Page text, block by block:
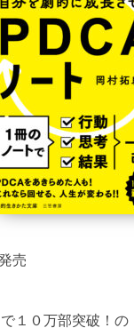
売
１０万部突破！の